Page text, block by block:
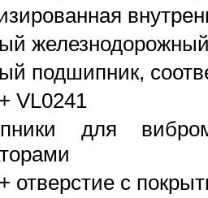
подшипник,
VL0241
для
отверстие с